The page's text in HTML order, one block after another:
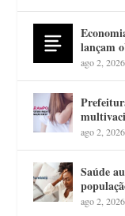
lançam
ago 2, 2026
ago 2, 2026
Saúde
ago 2, 2026